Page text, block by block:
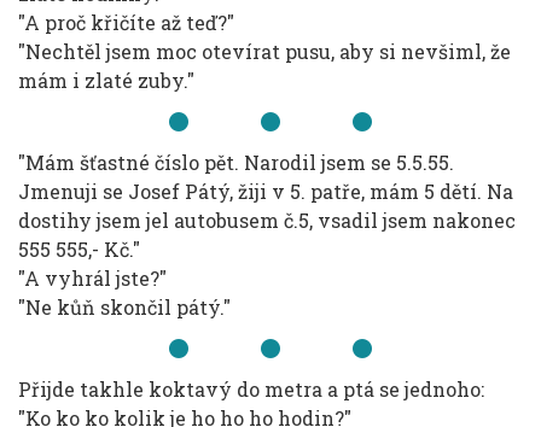
"A proč křičíte až teď?"
"Nechtěl jsem moc otevírat pusu, aby si nevšiml, že
mám i zlaté zuby."
"Mám šťastné číslo pět. Narodil jsem se 5.5.55.
Jmenuji se Josef Pátý, žiji v 5. patře, mám 5 dětí. Na
dostihy jsem jel autobusem č.5, vsadil jsem nakonec
555 555,- Kč."
"A vyhrál jste?"
"Ne kůň skončil pátý."
Přijde takhle koktavý do metra a ptá se jednoho:
"Ko ko ko kolik je ho ho ho hodin?"